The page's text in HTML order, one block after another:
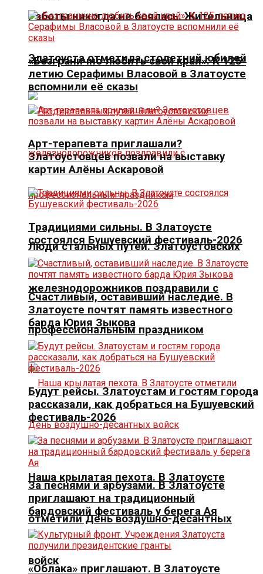
Работы никогда не боялась. Жительница
Златоуста отметила столетний юбилей
Люди стальных путей. Златоустовских
железнодорожников поздравили с
профессиональным праздником
Наша крылатая пехота. В Златоусте
отметили День воздушно-десантных
войск
«Безгранично любить свой край». К 125-
летию Серафимы Власовой в Златоусте
вспомнили её сказы
Арт-терапевта приглашали?
Златоустовцев позвали на выставку
картин Алёны Аскаровой
Традициями сильны. В Златоусте
состоялся Бушуевский фестиваль-2026
Счастливый, оставивший наследие. В
Златоусте почтят память известного
барда Юрия Зыкова
Будут рейсы. Златоустам и гостям города
рассказали, как добраться на Бушуевский
фестиваль-2026
За песнями и арбузами. В Златоусте
приглашают на традиционный
бардовский фестиваль у берега Ая
«Облака» приглашают. В Златоусте